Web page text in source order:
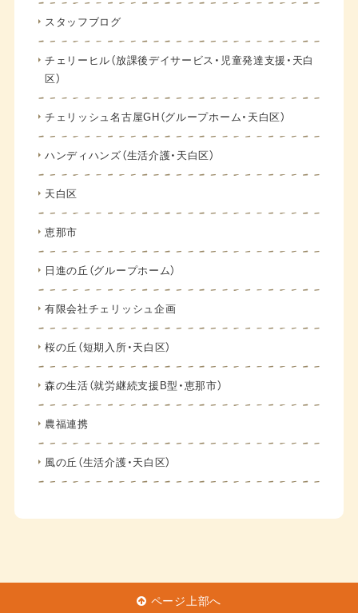
スタッフブログ
チェリーヒル（放課後デイサービス・児童発達支援・天白
区）
チェリッシュ名古屋GH（グループホーム・天白区）
ハンディハンズ（生活介護・天白区）
天白区
恵那市
日進の丘（グループホーム）
有限会社チェリッシュ企画
桜の丘（短期入所・天白区）
森の生活（就労継続支援B型・恵那市）
農福連携
風の丘（生活介護・天白区）
ページ上部へ